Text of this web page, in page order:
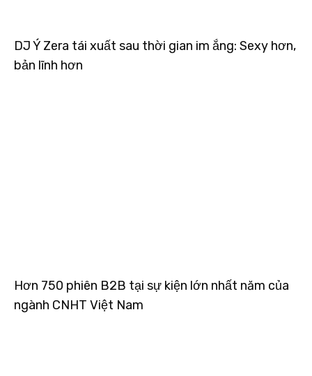
DJ Ý Zera tái xuất sau thời gian im ắng: Sexy hơn,
bản lĩnh hơn
Hơn 750 phiên B2B tại sự kiện lớn nhất năm của
ngành CNHT Việt Nam